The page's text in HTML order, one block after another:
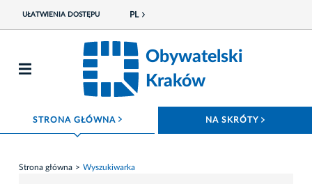
UŁATWIENIA DOSTĘPU PL
Obywatelski
Kraków
STRONA GŁÓWNA ROZWIŃ MENU NA SKRÓTY
Strona główna Wyszukiwarka